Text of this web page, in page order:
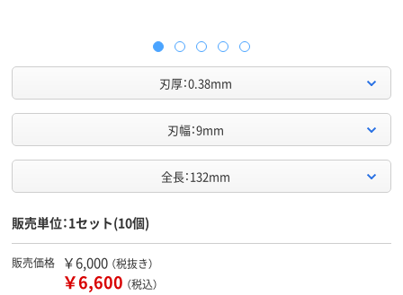
刃厚：0.38mm
刃幅：9mm
全長：132mm
販売単位：1セット(10個)
販売価格 ￥6,000 （税抜き）
￥6,600 （税込）